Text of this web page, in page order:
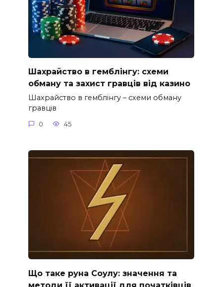
Шахрайство в гемблінгу: схеми
обману та захист гравців від казино
Шахрайство в гемблінгу – схеми обману
гравців
0 45
Що таке руна Соулу: значення та
методи її активації для початківців